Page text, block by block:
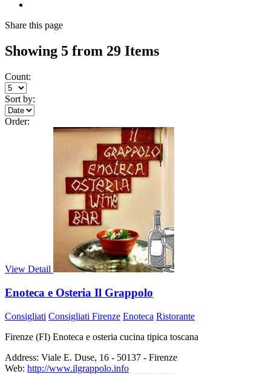
Share this page
Showing 5 from 29 Items
Count:
Sort by:
Order:
View Detail
Enoteca e Osteria Il Grappolo
Consigliati Consigliati Firenze Enoteca Ristorante
Firenze (FI) Enoteca e osteria cucina tipica toscana
Address: Viale E. Duse, 16 - 50137 - Firenze
Web: http://www.ilgrappolo.info